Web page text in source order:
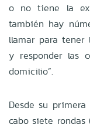
o no tiene la
también hay
llamar para tener
y responder las
domicilio”.
Desde su
cabo siete rondas